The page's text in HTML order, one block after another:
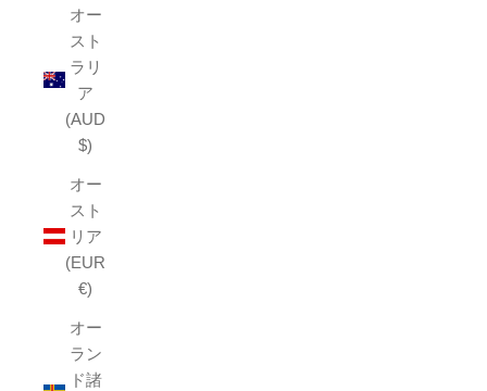
オー
スト
ラリ
ア
(AUD
$)
オー
スト
リア
(EUR
€)
オー
ラン
ド諸